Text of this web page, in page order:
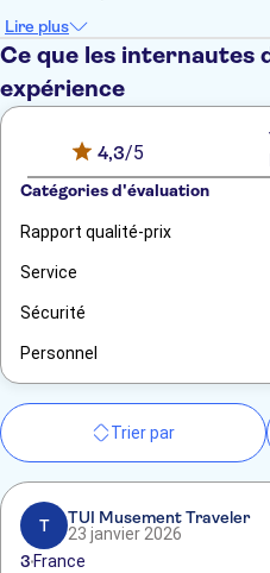
Lire plus
Ce que les internautes
expérience
4,3/5
Catégories d'évaluation
Rapport qualité-prix
Service
Sécurité
Personnel
Trier par
T
TUI Musement Traveler
23 janvier 2026
3 France